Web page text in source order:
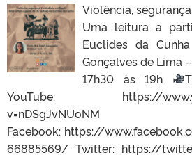
Violência,
Uma leitura a
Euclides da Cunha
Gonçalves de Lima
17h30 às 19h
YouTube: https://
v=nDSgJvNUoNM
Facebook: https://
66885569/ Twitter: https://